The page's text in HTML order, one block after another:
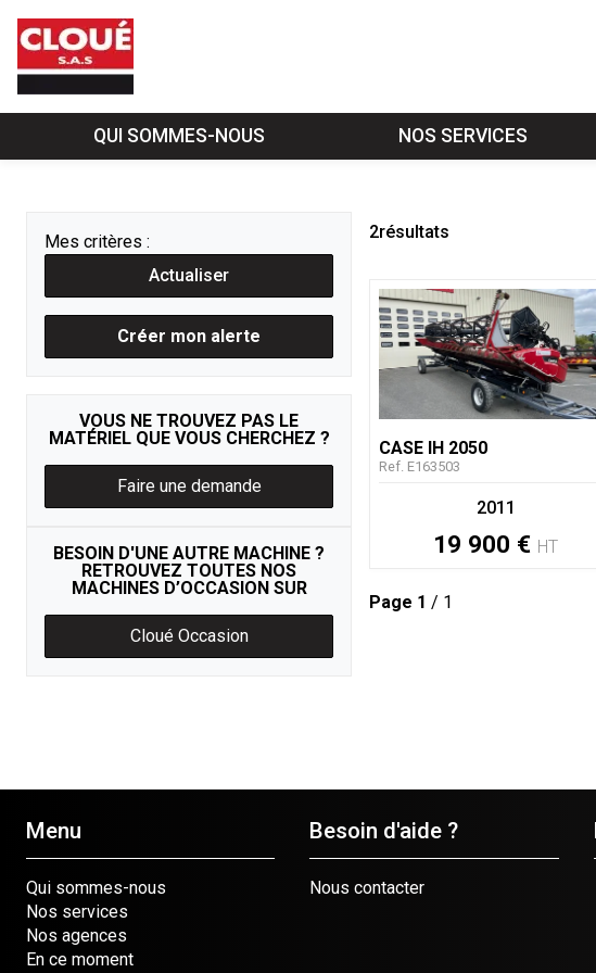
QUI SOMMES-NOUS NOS SERVICES
Mes critères :
Actualiser
Créer mon alerte
VOUS NE TROUVEZ PAS LE
MATÉRIEL QUE VOUS CHERCHEZ ?
Faire une demande
BESOIN D'UNE AUTRE MACHINE ?
RETROUVEZ TOUTES NOS
MACHINES D’OCCASION SUR
Cloué Occasion
2résultats
CASE IH 2050
Ref. E163503
2011
19 900 € HT
Page 1 / 1
Menu
Qui sommes-nous
Nos services
Nos agences
En ce moment
Besoin d'aide ?
Nous contacter